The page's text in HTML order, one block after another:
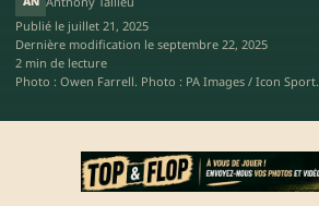
Publié le juillet 21, 2025
Dernière modification le septembre 22, 2025
2 min de lecture
Photo : Owen Farrell. Photo : PA Images / Icon Sport.